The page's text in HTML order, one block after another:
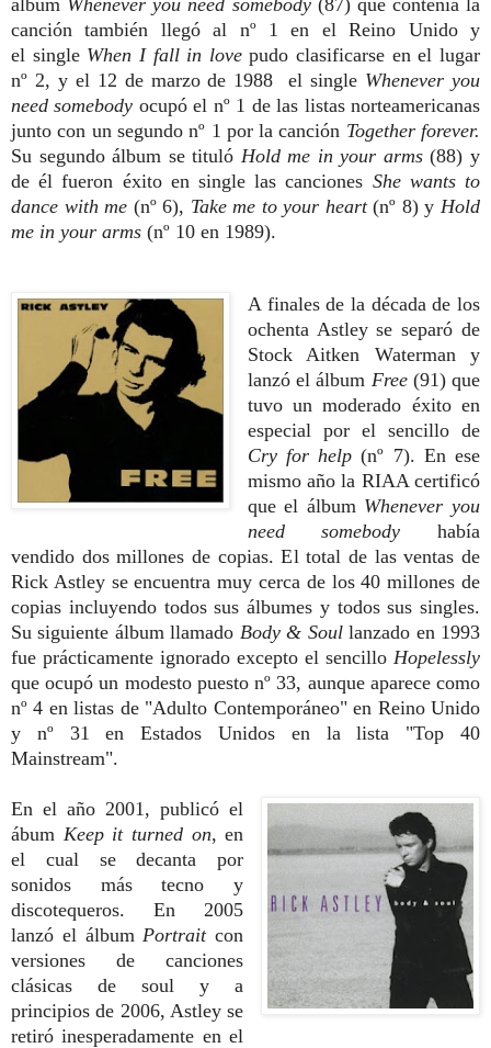
álbum Whenever you need somebody (87) que contenía la
canción también llegó al nº 1 en el Reino Unido y
el singleWhen I fall in lovepudo clasificarse en el lugar
nº 2, y el 12 de marzo de 1988 el single Whenever you
need somebody ocupó el nº 1 de las listas norteamericanas
junto con un segundo nº 1 por la canción Together forever.
Su segundo álbum se tituló Hold me in your arms(88) y
de él fueron éxito en single las canciones She wants to
dance with me (nº 6), Take me to your heart(nº 8) yHold
me in your arms (nº 10 en 1989).
A finales de la década de los
ochenta Astley se separó de
Stock Aitken Waterman y
lanzó el álbum Free (91) que
tuvo un moderado éxito en
especial por el sencillo de
Cry for help (nº 7). En ese
mismo año la RIAA certificó
que el álbum Whenever you
need somebody había
vendido dos millones de copias. El total de las ventas de
Rick Astley se encuentra muy cerca de los 40 millones de
copias incluyendo todos sus álbumes y todos sus singles.
Su siguiente álbum llamado Body & Soullanzado en 1993
fue prácticamente ignorado excepto el sencillo Hopelessly
que ocupó un modesto puesto nº 33, aunque aparece como
nº 4 en listas de "Adulto Contemporáneo" en Reino Unido
y nº 31 en Estados Unidos en la lista "Top 40
Mainstream".
En el año 2001, publicó el
ábum Keep it turned on, en
el cual se decanta por
sonidos más tecno y
discotequeros.En 2005
lanzó el álbumPortraitcon
versiones de canciones
clásicas de soul y a
principios de 2006, Astley se
retiró inesperadamente en el